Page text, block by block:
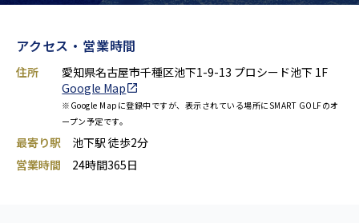
アクセス・営業時間
住所
愛知県名古屋市千種区池下1-9-13 プロシード池下 1F
Google Map
※Google Mapに登録中ですが、表示されている場所にSMART GOLFのオ
ープン予定です。
最寄り駅
池下駅 徒歩2分
営業時間
24時間365日